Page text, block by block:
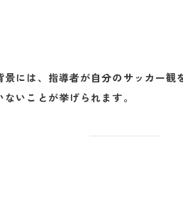
景には、指導者が自分のサッカー観
ない ことが挙げられます。